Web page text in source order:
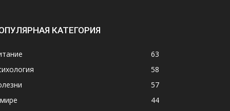
КАТЕГОРИЯ
63
58
57
44